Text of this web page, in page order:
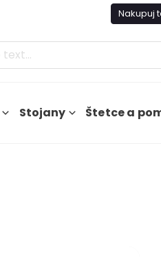
Nakupuj
Stojany Štetce a